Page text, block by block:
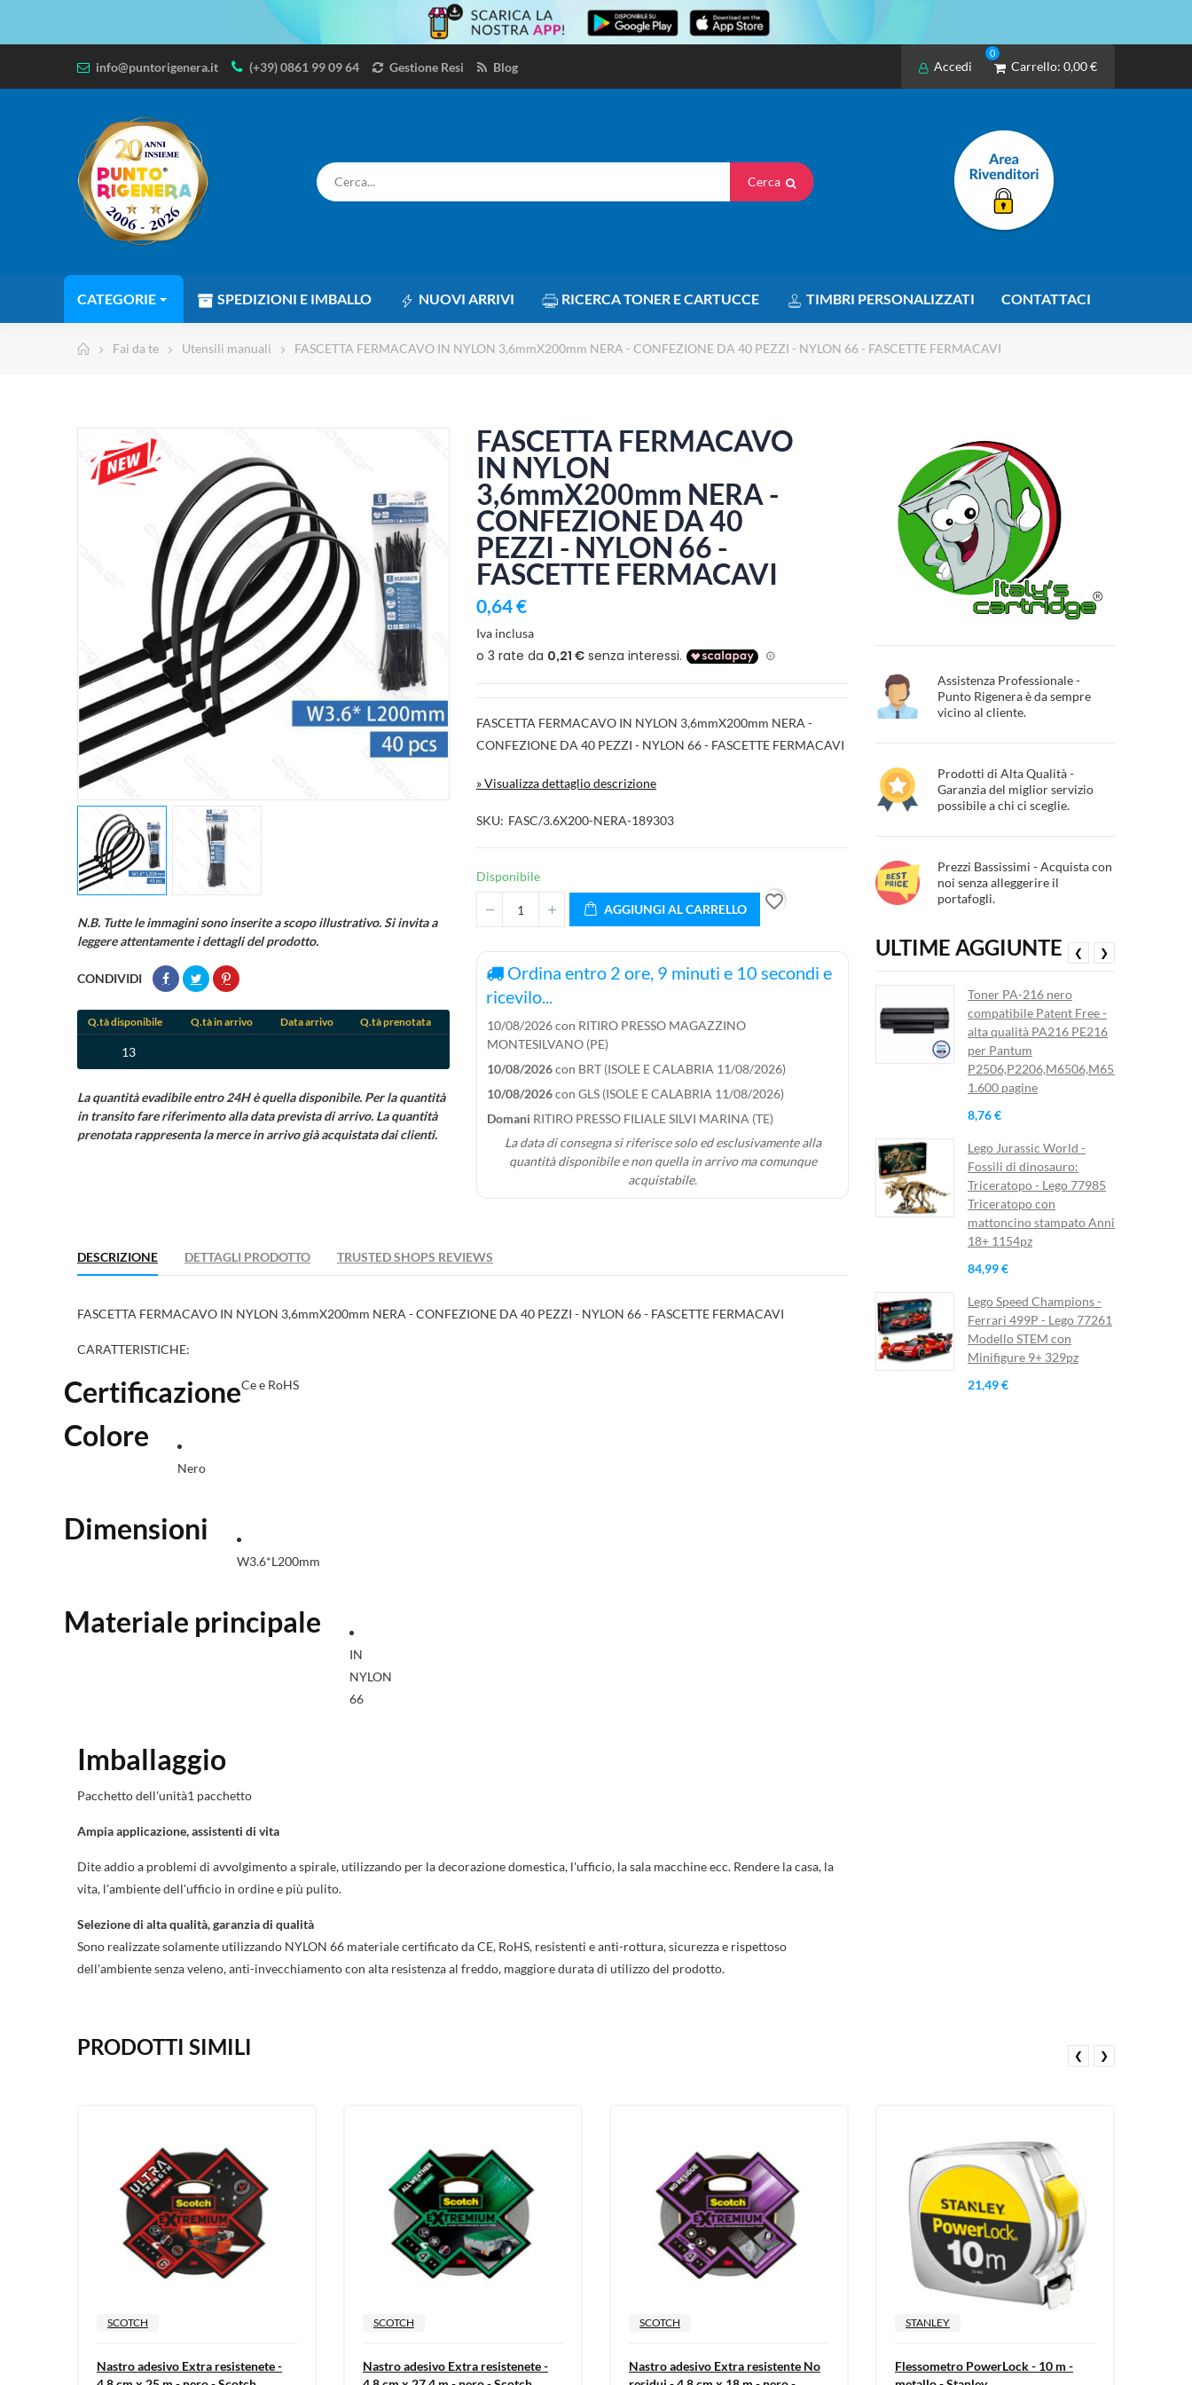
info@puntorigenera.it (+39) 0861 99 09 64 Gestione Resi Blog Accedi
0
Carrello: 0,00 €
Cerca
CATEGORIE SPEDIZIONI E IMBALLO NUOVI ARRIVI RICERCA TONER E CARTUCCE TIMBRI PERSONALIZZATI CONTATTACI
Fai da te Utensili manuali FASCETTA FERMACAVO IN NYLON 3,6mmX200mm NERA - CONFEZIONE DA 40 PEZZI - NYLON 66 - FASCETTE FERMACAVI
N.B. Tutte le immagini sono inserite a scopo illustrativo. Si invita a
leggere attentamente i dettagli del prodotto.
CONDIVIDI
Q.tà disponibile Q.tà in arrivo Data arrivo Q.tà prenotata
13
La quantità evadibile entro 24H è quella disponibile. Per la quantità
in transito fare riferimento alla data prevista di arrivo. La quantità
prenotata rappresenta la merce in arrivo già acquistata dai clienti.
FASCETTA FERMACAVO
IN NYLON
3,6mmX200mm NERA -
CONFEZIONE DA 40
PEZZI - NYLON 66 -
FASCETTE FERMACAVI
0,64 €
Iva inclusa
FASCETTA FERMACAVO IN NYLON 3,6mmX200mm NERA -
CONFEZIONE DA 40 PEZZI - NYLON 66 - FASCETTE FERMACAVI
» Visualizza dettaglio descrizione
SKU FASC/3.6X200-NERA-189303
Disponibile
AGGIUNGI AL CARRELLO favorite_border
Ordina entro 2 ore, 9 minuti e 9secondi e
ricevilo...
10/08/2026 con RITIRO PRESSO MAGAZZINO
MONTESILVANO (PE)
10/08/2026con BRT (ISOLE E CALABRIA 11/08/2026)
10/08/2026con GLS (ISOLE E CALABRIA 11/08/2026)
Domani RITIRO PRESSO FILIALE SILVI MARINA (TE)
La data di consegna si riferisce solo ed esclusivamente alla
quantità disponibile e non quella in arrivo ma comunque
acquistabile.
DESCRIZIONE DETTAGLI PRODOTTO TRUSTED SHOPS REVIEWS
FASCETTA FERMACAVO IN NYLON 3,6mmX200mm NERA - CONFEZIONE DA 40 PEZZI - NYLON 66 - FASCETTE FERMACAVI
CARATTERISTICHE:
CertificazioneCe e RoHS
Colore
Nero
Dimensioni
W3.6*L200mm
Materiale principale
IN
NYLON
66
Imballaggio
Pacchetto dell'unità1 pacchetto
Ampia applicazione, assistenti di vita
Dite addio a problemi di avvolgimento a spirale, utilizzando per la decorazione domestica, l'ufficio, la sala macchine ecc. Rendere la casa, la
vita, l'ambiente dell'ufficio in ordine e più pulito.
Selezione di alta qualità, garanzia di qualità
Sono realizzate solamente utilizzando NYLON 66 materiale certificato da CE, RoHS, resistenti e anti-rottura, sicurezza e rispettoso
dell'ambiente senza veleno, anti-invecchiamento con alta resistenza al freddo, maggiore durata di utilizzo del prodotto.
Assistenza Professionale -
Punto Rigenera è da sempre
vicino al cliente.
Prodotti di Alta Qualità -
Garanzia del miglior servizio
possibile a chi ci sceglie.
Prezzi Bassissimi - Acquista con
noi senza alleggerire il
portafogli.
ULTIME AGGIUNTE
Toner PA-216 nero
compatibile Patent Free -
alta qualità PA216 PE216
per Pantum
P2506,P2206,M6506,M6556
1.600 pagine
8,76 €
Lego Jurassic World -
Fossili di dinosauro:
Triceratopo - Lego 77985
Triceratopo con
mattoncino stampato Anni
18+ 1154pz
84,99 €
Lego Speed Champions -
Ferrari 499P - Lego 77261
Modello STEM con
Minifigure 9+ 329pz
21,49 €
❮ ❯
PRODOTTI SIMILI
SCOTCH
Nastro adesivo Extra resistenete -
SCOTCH
Nastro adesivo Extra resistenete -
SCOTCH
Nastro adesivo Extra resistente No
STANLEY
Flessometro PowerLock - 10 m -
❮ ❯